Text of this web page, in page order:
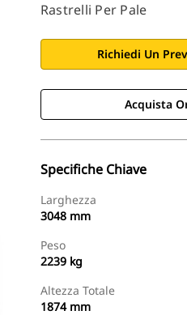
Rastrelli Per Pale
Richiedi Un
Acquista
Specifiche Chiave
Larghezza
3048 mm
Peso
2239 kg
Altezza Totale
1874 mm